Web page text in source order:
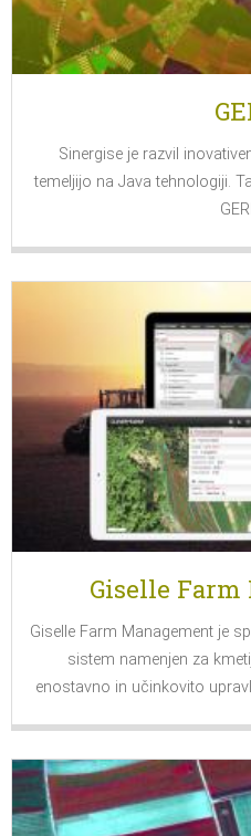
Sinergise je razvil
temeljijo na Java tehnologiji.
Giselle
Giselle Farm Management je
sistem namenjen za
enostavno in učinkovito